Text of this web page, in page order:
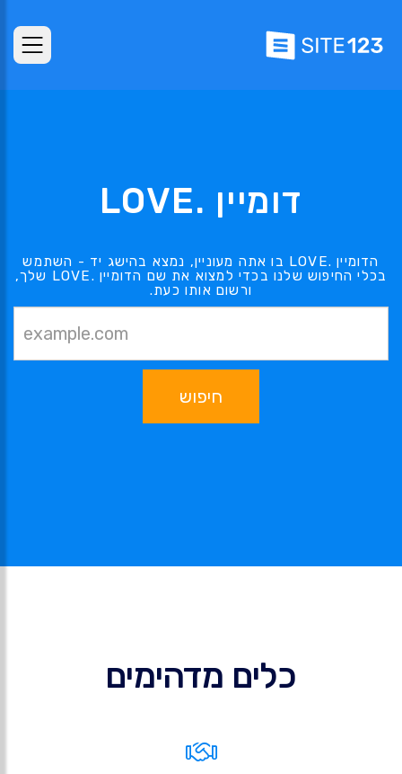
דומיין .LOVE
הדומיין .LOVE בו אתה מעוניין, נמצא בהישג יד - השתמש
בכלי החיפוש שלנו בכדי למצוא את שם הדומיין .LOVE שלך,
ורשום אותו כעת.
חיפוש
כלים מדהימים